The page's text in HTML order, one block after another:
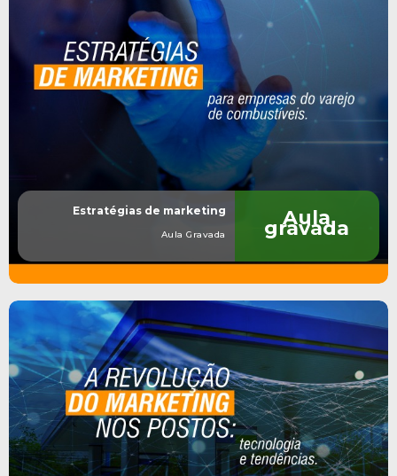
Estratégias de marketing
Aula Gravada
Aula
gravada